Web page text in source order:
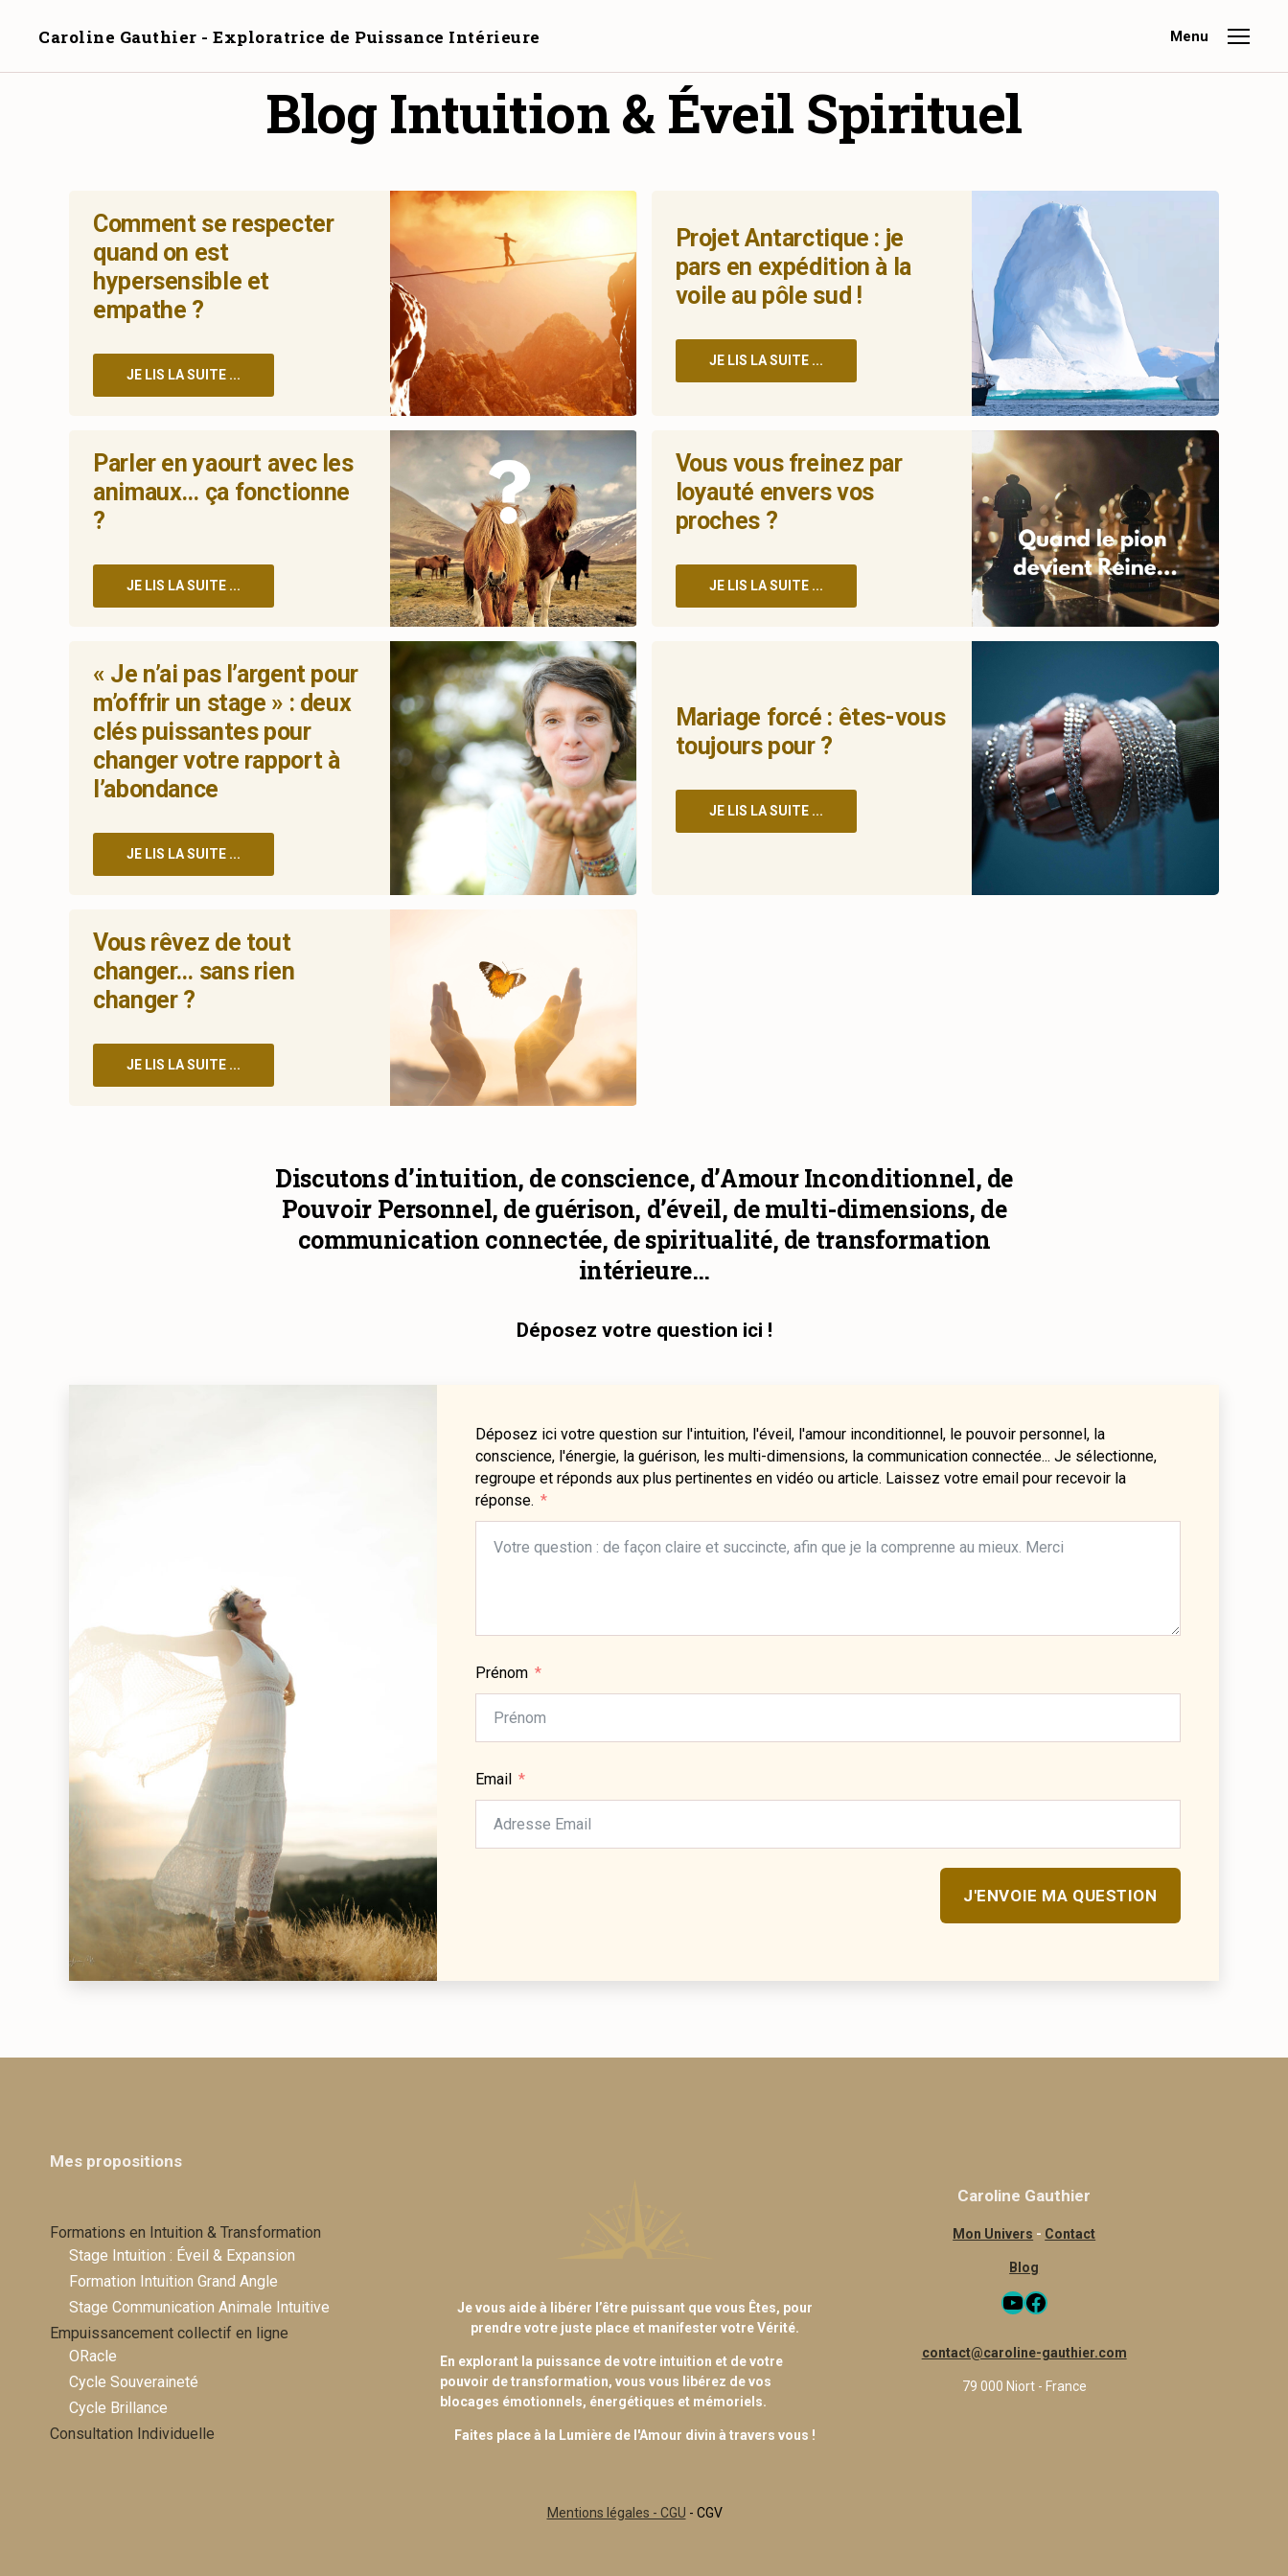
Caroline Gauthier - Exploratrice de Puissance Intérieure Menu
Blog Intuition & Éveil Spirituel
Comment se respecter
quand on est
hypersensible et
empathe ?
JE LIS LA SUITE ...
Projet Antarctique : je
pars en expédition à la
voile au pôle sud !
JE LIS LA SUITE ...
Parler en yaourt avec les
animaux… ça fonctionne
?
JE LIS LA SUITE ...
Vous vous freinez par
loyauté envers vos
proches ?
JE LIS LA SUITE ...
« Je n’ai pas l’argent pour
m’offrir un stage » : deux
clés puissantes pour
changer votre rapport à
l’abondance
JE LIS LA SUITE ...
Mariage forcé : êtes-vous
toujours pour ?
JE LIS LA SUITE ...
Vous rêvez de tout
changer… sans rien
changer ?
JE LIS LA SUITE ...
Discutons d’intuition, de conscience, d’Amour Inconditionnel, de
Pouvoir Personnel, de guérison, d’éveil, de multi-dimensions, de
communication connectée, de spiritualité, de transformation
intérieure…
Déposez votre question ici !
Déposez ici votre question sur l'intuition, l'éveil, l'amour inconditionnel, le pouvoir personnel, la
conscience, l'énergie, la guérison, les multi-dimensions, la communication connectée... Je sélectionne,
regroupe et réponds aux plus pertinentes en vidéo ou article. Laissez votre email pour recevoir la
réponse.
Prénom
Email
J'ENVOIE MA QUESTION
Mes propositions
Formations en Intuition & Transformation
Stage Intuition : Éveil & Expansion
Formation Intuition Grand Angle
Stage Communication Animale Intuitive
Empuissancement collectif en ligne
ORacle
Cycle Souveraineté
Cycle Brillance
Consultation Individuelle
Je vous aide à libérer l’être puissant que vous Êtes, pour
prendre votre juste place et manifester votre Vérité.
En explorant la puissance de votre intuition et de votre
pouvoir de transformation, vous vous libérez de vos
blocages émotionnels, énergétiques et mémoriels.
Faites place à la Lumière de l'Amour divin à travers vous !
Caroline Gauthier
Mon Univers - Contact
Blog
YouTube
Facebook
contact@caroline-gauthier.com
79 000 Niort - France
Mentions légales - CGU - CGV